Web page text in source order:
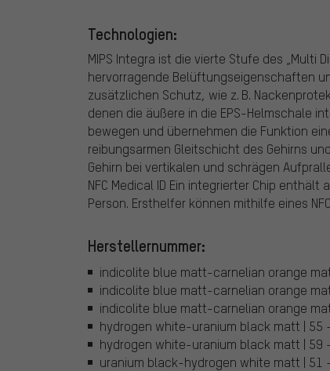
Technologien:
MIPS Integra ist die vierte Stufe des „Multi
hervorragende Belüftungseigenschaften
zusätzlichen Schutz, wie z. B.
denen die äußere in die EPS-Helmschale
bewegen und übernehmen die Funktion
reibungsarmen Gleitschicht des Gehirns
Gehirn bei vertikalen und schrägen
NFC Medical ID Ein integrierter Chip
Person. Ersthelfer können mithilfe eines
Herstellernummer:
indicolite blue matt-carnelian orange
indicolite blue matt-carnelian orange
indicolite blue matt-carnelian orange
hydrogen white-uranium black matt | 55 -
hydrogen white-uranium black matt | 59 -
uranium black-hydrogen white matt | 51